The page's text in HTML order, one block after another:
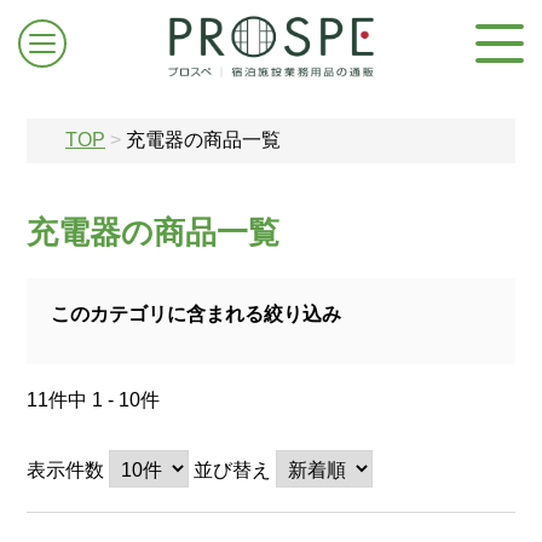
TOP > 充電器の商品一覧
充電器の商品一覧
このカテゴリに含まれる絞り込み
11件中 1 - 10件
表示件数 並び替え